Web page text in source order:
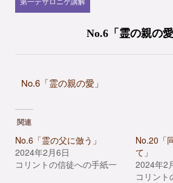
No.6「霊の親の愛
No.6「霊の親の愛」
関連
No.6「霊の父に倣う」
2024年2月6日
コリントの信徒への手紙一
No.20「
て」
2024年2
コリント